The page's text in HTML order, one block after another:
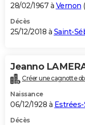
28/02/1967 à Vernon (
Décès
25/12/2018 à Saint-
Jeanno
Créer une cagnotte
Naissance
06/12/1928 à
Décès